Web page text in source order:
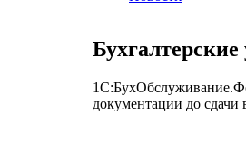
Бухгалтерские
документации до сдачи